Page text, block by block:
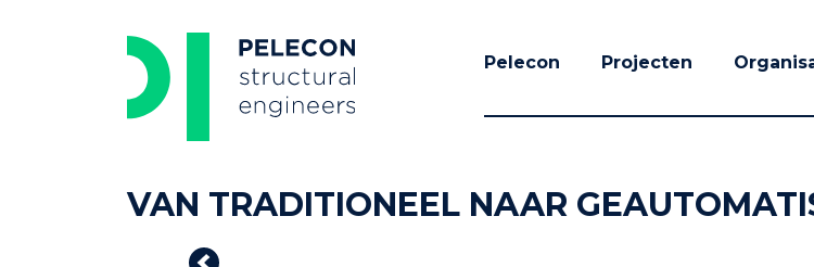
Pelecon Projecten
VAN TRADITIONEEL NAAR